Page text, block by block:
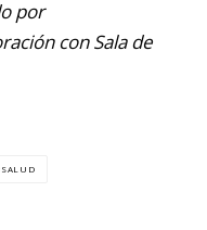
por
con Sala de
SALUD